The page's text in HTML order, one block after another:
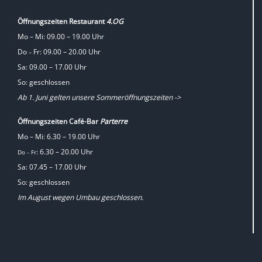
Öffnungszeiten Restaurant4.OG
Mo – Mi: 09.00 – 19.00 Uhr
Do – Fr: 09.00 – 20.00 Uhr
Sa: 09.00 – 17.00 Uhr
So: geschlossen
Ab 1. Juni gelten unsere Sommeröffnungszeiten ->
Öffnungszeiten Café-BarParterre
Mo – Mi: 6.30 – 19.00 Uhr
Do – Fr: 6.30 – 20.00 Uhr
Sa: 07.45 – 17.00 Uhr
So: geschlossen
Im August wegen Umbau geschlossen.